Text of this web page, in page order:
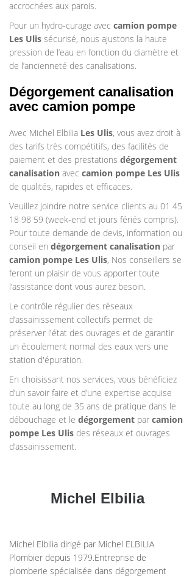
accrochées aux parois.
Pour un hydro-curage avec camion pompe
Les Ulis sécurisé, nous ajustons la haute
pression de l’eau en fonction du diamètre et
de l’ancienneté des canalisations.
Dégorgement canalisation
avec camion pompe
Avec Michel Elbilia Les Ulis, vous avez droit à
des tarifs très compétitifs, des facilités de
paiement et des prestations dégorgement
canalisation avec camion pompe Les Ulis
de qualités, rapides et efficaces.
Veuillez joindre notre service clients au 01 45
18 98 59 (week-end et jours fériés compris).
Pour toute demande de devis, information ou
conseil en dégorgement canalisation par
camion pompe Les Ulis, Nos conseillers se
feront un plaisir de vous apporter toute
l’assistance dont vous aurez besoin.
Le contrôle régulier des réseaux
d’assainissement collectifs permet de
préserver l'état des ouvrages et de garantir
un écoulement normal des eaux vers une
station d'épuration.
En choisissant nos services, vous bénéficiez
d’un savoir faire et d’une expertise acquise
toute au long de 35 ans de pratique dans le
débouchage et le dégorgement par camion
pompe Les Ulis des réseaux et ouvrages
d’assainissement.
Michel Elbilia
Michel Elbilia dirigé par Michel ELBILIA
Plombier depuis 1979.Entreprise de
plomberie spécialisée dans dégorgement